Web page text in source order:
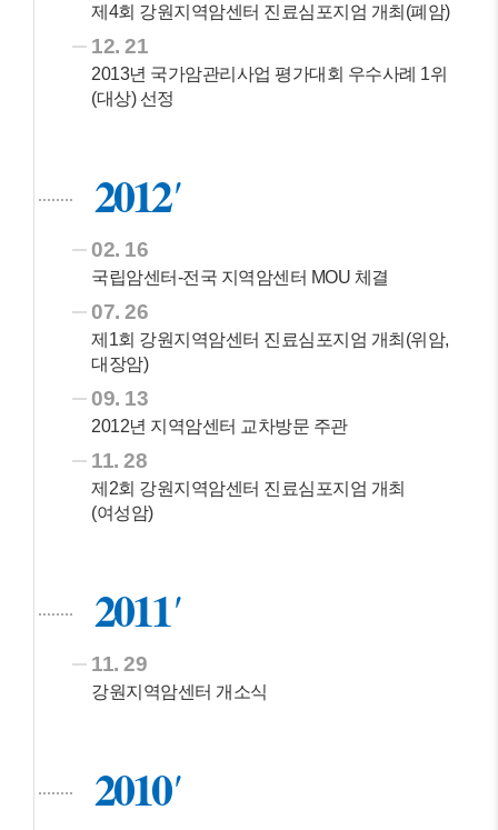
제4회 강원지역암센터 진료심포지엄 개최(폐암)
12. 21
2013년 국가암관리사업 평가대회 우수사례 1위
(대상) 선정
2012
02. 16
국립암센터-전국 지역암센터 MOU 체결
07. 26
제1회 강원지역암센터 진료심포지엄 개최(위암,
대장암)
09. 13
2012년 지역암센터 교차방문 주관
11. 28
제2회 강원지역암센터 진료심포지엄 개최
(여성암)
2011
11. 29
강원지역암센터 개소식
2010